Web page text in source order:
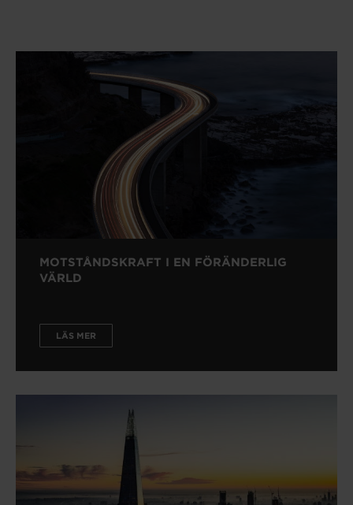
MOTSTÅNDSKRAFT I EN FÖRÄNDERLIG
VÄRLD
LÄS MER